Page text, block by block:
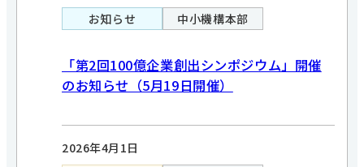
お知らせ
中小機構本部
「第2回100億企業創出シンポジウム」開催
のお知らせ（5月19日開催）
2026年4月1日